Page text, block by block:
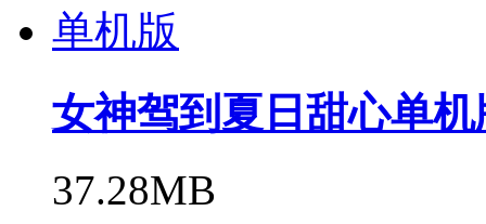
女神驾到夏日甜心单机
37.28MB